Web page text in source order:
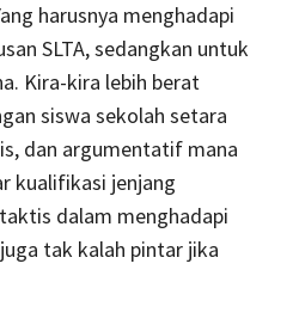
harusnya menghadapi
SLTA, sedangkan untuk
Kira-kira lebih berat
siswa sekolah setara
dan argumentatif mana
kualifikasi jenjang
dalam menghadapi
tak kalah pintar jika